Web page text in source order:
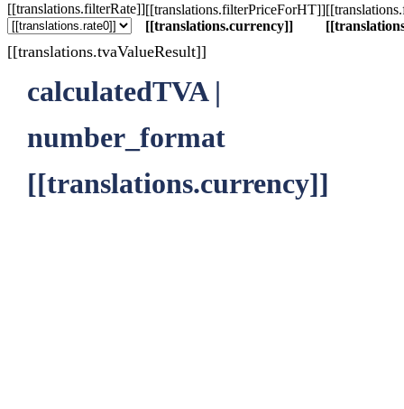
[[translations.filterRate]][[translations.filterPriceForHT]]
[[translations.currency]]
[[translations.tvaValueResult]]
calculatedTVA |
number_format
[[translations.currency]]